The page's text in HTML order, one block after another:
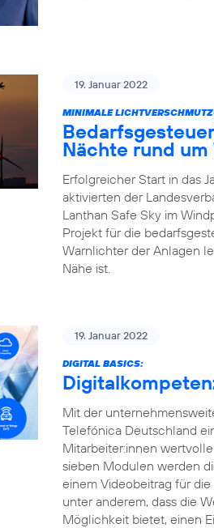
19. Januar 2022
MINIMALE
Nächte rund
Erfolgreicher Start in das
aktivierten der
Lanthan Safe Sky im
Projekt für die
Warnlichter der Anlagen
Nähe ist.
19. Januar 2022
DIGITAL BASICS:
Mit der
Telefónica Deutschland
Mitarbeiter:innen
sieben Modulen werden
einem Videobeitrag für
unter anderem, dass die
Möglichkeit bietet, einen